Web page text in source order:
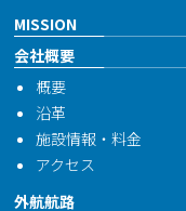
MISSION
会社概要
概要
沿革
施設情報・料金
アクセス
外航航路